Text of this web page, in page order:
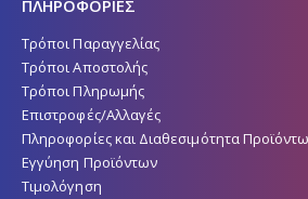
ΠΛΗΡΟΦΟΡΙΕΣ
Τρόποι Παραγγελίας
Τρόποι Αποστολής
Τρόποι Πληρωμής
Επιστροφές/Αλλαγές
Πληροφορίες και Διαθεσιμότητα
Εγγύηση Προϊόντων
Τιμολόγηση